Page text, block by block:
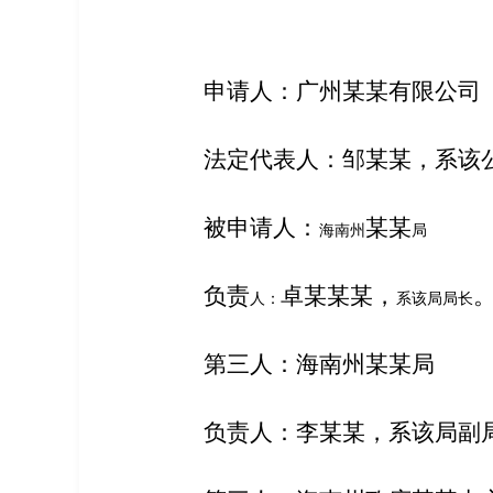
申请人：广州 某某有限公司
法定代表人：邹某某 ，系该
被申请人： 海南州 某某局
负责人： 卓某某某 ， 系该局局长 。
第三人： 海南州 某某局
负责人：李某某 ，系该局副